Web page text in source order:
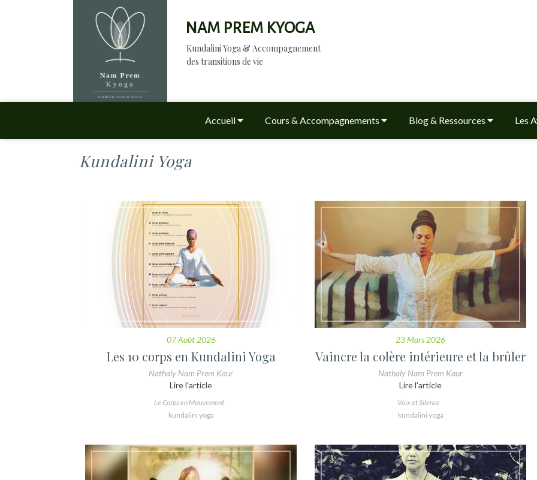
NAM PREM KYOGA
Kundalini Yoga & Accompagnement
des transitions de vie
Accueil Cours & Accompagnements Blog & Ressources Les
Kundalini Yoga
07 Août 2026
Les 10 corps en Kundalini Yoga
Nathaly Nam Prem Kaur
Lire l'article
Le Corps en Mouvement
kundalini yoga
23 Mars 2026
Vaincre la colère intérieure et la brûler
Nathaly Nam Prem Kaur
Lire l'article
Voix et Silence
kundalini yoga